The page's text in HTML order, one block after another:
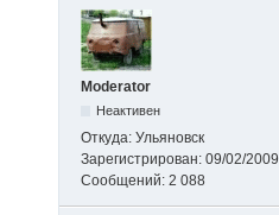
Moderator
Неактивен
Откуда: Ульяновск
Зарегистрирован: 09/02/2009
Сообщений: 2 088